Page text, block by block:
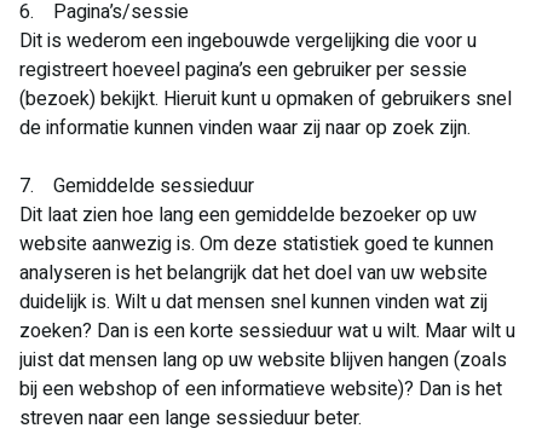
6. Pagina’s/sessie
Dit is wederom een ingebouwde vergelijking die voor u
registreert hoeveel pagina’s een gebruiker per sessie
(bezoek) bekijkt. Hieruit kunt u opmaken of gebruikers snel
de informatie kunnen vinden waar zij naar op zoek zijn.
7. Gemiddelde sessieduur
Dit laat zien hoe lang een gemiddelde bezoeker op uw
website aanwezig is. Om deze statistiek goed te kunnen
analyseren is het belangrijk dat het doel van uw website
duidelijk is. Wilt u dat mensen snel kunnen vinden wat zij
zoeken? Dan is een korte sessieduur wat u wilt. Maar wilt u
juist dat mensen lang op uw website blijven hangen (zoals
bij een webshop of een informatieve website)? Dan is het
streven naar een lange sessieduur beter.